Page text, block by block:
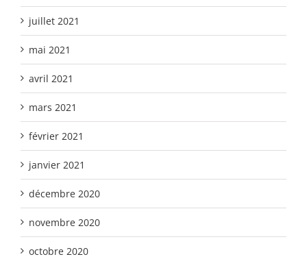
juillet 2021
mai 2021
avril 2021
mars 2021
février 2021
janvier 2021
décembre 2020
novembre 2020
octobre 2020